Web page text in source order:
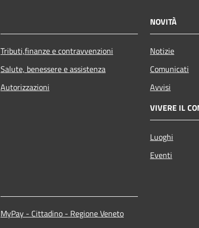
Tributi,finanze e contravvenzioni
Salute, benessere e assistenza
Autorizzazioni
NOVITÀ
Notizie
Comunicati
Avvisi
VIVERE IL
Luoghi
Eventi
MyPay - Cittadino - Regione Veneto